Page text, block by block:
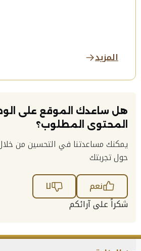
المزيد
هل ساعدك الموقع على
المحتوى المطلوب؟
يمكنك مساعدتنا في التحسين من
حول تجربتك
نعم
لا
شكراً على آرائكم